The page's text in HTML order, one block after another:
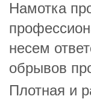
Намотка
несем
обрывов
Плотная и